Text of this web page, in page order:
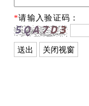
*请输入验证码：